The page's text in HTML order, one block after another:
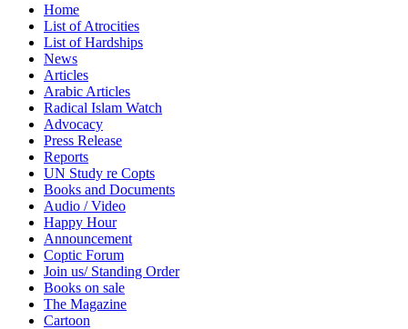
Home
List of Atrocities
List of Hardships
News
Articles
Arabic Articles
Radical Islam Watch
Advocacy
Press Release
Reports
UN Study re Copts
Books and Documents
Audio / Video
Happy Hour
Announcement
Coptic Forum
Join us/ Standing Order
Books on sale
The Magazine
Cartoon